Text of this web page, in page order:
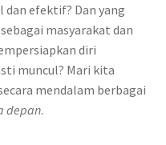
efektif? Dan yang
masyarakat dan
diri
muncul? Mari kita
mendalam berbagai
depan.